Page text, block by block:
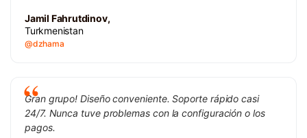
Jamil Fahrutdinov,
Turkmenistan
@dzhama
Gran grupo! Diseño conveniente. Soporte rápido casi
24/7. Nunca tuve problemas con la configuración o los
pagos.